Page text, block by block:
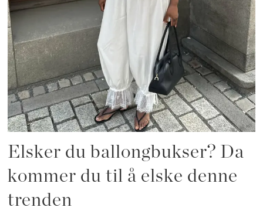
Elsker du ballongbukser? Da
kommer du til å elske denne
trenden